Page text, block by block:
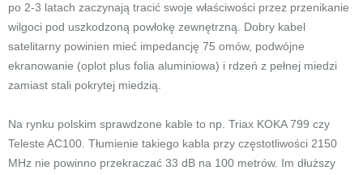
po 2-3 latach zaczynają tracić swoje właściwości przez przenikanie
wilgoci pod uszkodzoną powłokę zewnętrzną. Dobry kabel
satelitarny powinien mieć impedancję 75 omów, podwójne
ekranowanie (oplot plus folia aluminiowa) i rdzeń z pełnej miedzi
zamiast stali pokrytej miedzią.
Na rynku polskim sprawdzone kable to np. Triax KOKA 799 czy
Teleste AC100. Tłumienie takiego kabla przy częstotliwości 2150
MHz nie powinno przekraczać 33 dB na 100 metrów. Im dłuższy